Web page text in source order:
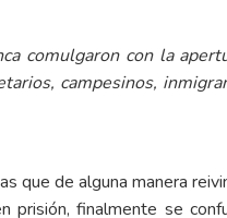
comulgaron con la
campesinos,
que de alguna manera
finalmente se